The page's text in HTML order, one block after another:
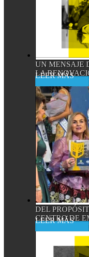
UN MENSAJE
LA
DEL
CENTRO DE
INNOVACIÓN